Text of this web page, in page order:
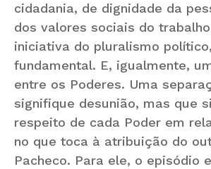
cidadania, de dignidade da
dos valores sociais do
iniciativa do pluralismo
fundamental. E, igualmente,
entre os Poderes. Uma
signifique desunião, mas que
respeito de cada Poder em
no que toca à atribuição do
Pacheco. Para ele, o episódio